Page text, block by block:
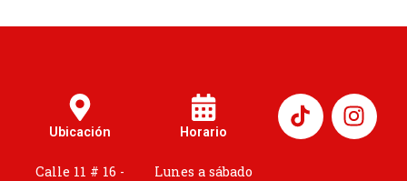
Ubicación
Calle 11 # 16 -
Horario
Lunes a sábado
I
n
s